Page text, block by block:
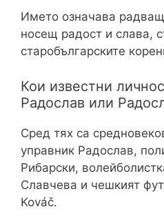
Името означава
носещ радост и слава,
старобългарските
Кои известни
Радослав или
Сред тях са
управник Радослав,
Рибарски,
Славчева и чешкият
Kováč.